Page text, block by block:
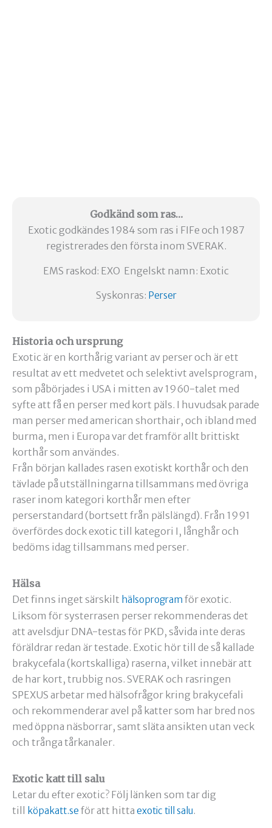
Godkänd som ras…
Exotic godkändes 1984 som ras i FIFe och 1987
registrerades den första inom SVERAK.
EMS raskod: EXO Engelskt namn: Exotic
Syskonras: Perser
Historia och ursprung
Exotic är en korthårig variant av perser och är ett
resultat av ett medvetet och selektivt avelsprogram,
som påbörjades i USA i mitten av 1960-talet med
syfte att få en perser med kort päls. I huvudsak parade
man perser med american shorthair, och ibland med
burma, men i Europa var det framför allt brittiskt
korthår som användes.
Från början kallades rasen exotiskt korthår och den
tävlade på utställningarna tillsammans med övriga
raser inom kategori korthår men efter
perserstandard (bortsett från pälslängd). Från 1991
överfördes dock exotic till kategori I, långhår och
bedöms idag tillsammans med perser.
Hälsa
Det finns inget särskilt hälsoprogram för exotic.
Liksom för systerrasen perser rekommenderas det
att avelsdjur DNA-testas för PKD, såvida inte deras
föräldrar redan är testade. Exotic hör till de så kallade
brakycefala (kortskalliga) raserna, vilket innebär att
de har kort, trubbig nos. SVERAK och rasringen
SPEXUS arbetar med hälsofrågor kring brakycefali
och rekommenderar avel på katter som har bred nos
med öppna näsborrar, samt släta ansikten utan veck
och trånga tårkanaler.
Exotic katt till salu
Letar du efter exotic? Följ länken som tar dig
till köpakatt.se för att hitta exotic till salu.